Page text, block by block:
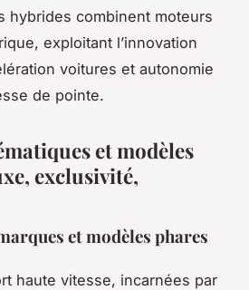
hybrides combinent moteurs
exploitant l’innovation
voitures et autonomie
de pointe.
et modèles
exclusivité,
et modèles phares
haute vitesse, incarnées par